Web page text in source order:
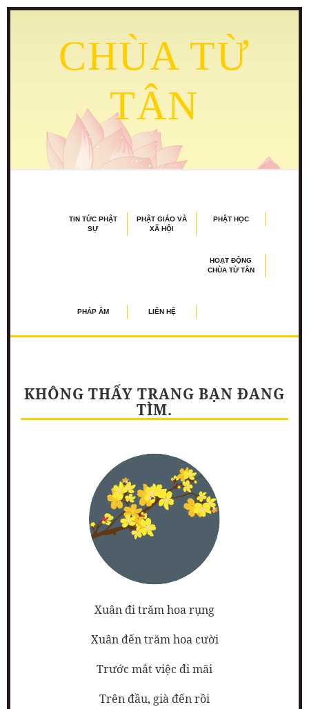
CHÙA TỪ
TÂN
TIN TỨC PHẬT
SỰ
PHẬT GIÁO VÀ
XÃ HỘI
PHẬT HỌC
HOẠT ĐỘNG
CHÙA TỪ TÂN
PHÁP ÂM LIÊN HỆ
KHÔNG THẤY TRANG BẠN ĐANG
TÌM.
Xuân đi trăm hoa rụng
Xuân đến trăm hoa cười
Trước mắt việc đi mãi
Trên đầu, già đến rồi